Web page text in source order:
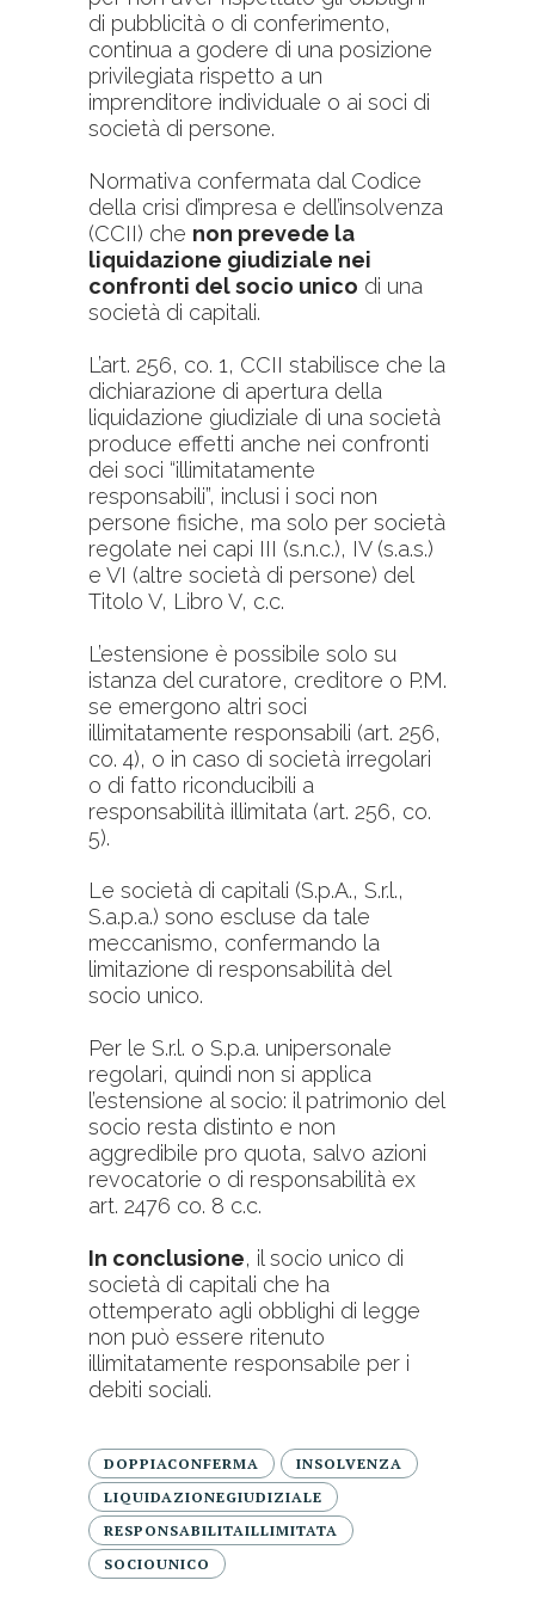
di pubblicità o di conferimento,
continua a godere di una posizione
privilegiata rispetto a un
imprenditore individuale o ai soci di
società di persone.
Normativa confermata dal Codice
della crisi d’impresa e dell’insolvenza
(CCII) che non prevede la
liquidazione giudiziale nei
confronti del socio unico di una
società di capitali.
L’art. 256, co. 1, CCII stabilisce che la
dichiarazione di apertura della
liquidazione giudiziale di una società
produce effetti anche nei confronti
dei soci “illimitatamente
responsabili”, inclusi i soci non
persone fisiche, ma solo per società
regolate nei capi III (s.n.c.), IV (s.a.s.)
e VI (altre società di persone) del
Titolo V, Libro V, c.c.​
L’estensione è possibile solo su
istanza del curatore, creditore o P.M.
se emergono altri soci
illimitatamente responsabili (art. 256,
co. 4), o in caso di società irregolari
o di fatto riconducibili a
responsabilità illimitata (art. 256, co.
5).​
Le società di capitali (S.p.A., S.r.l.,
S.a.p.a.) sono escluse da tale
meccanismo, confermando la
limitazione di responsabilità del
socio unico.​​
Per le S.r.l. o S.p.a. unipersonale
regolari, quindi non si applica
l’estensione al socio: il patrimonio del
socio resta distinto e non
aggredibile pro quota, salvo azioni
revocatorie o di responsabilità ex
art. 2476 co. 8 c.c.
In conclusione, il socio unico di
società di capitali che ha
ottemperato agli obblighi di legge
non può essere ritenuto
illimitatamente responsabile per i
debiti sociali.
DOPPIACONFERMA
INSOLVENZA
LIQUIDAZIONEGIUDIZIALE
RESPONSABILITAILLIMITATA
SOCIOUNICO